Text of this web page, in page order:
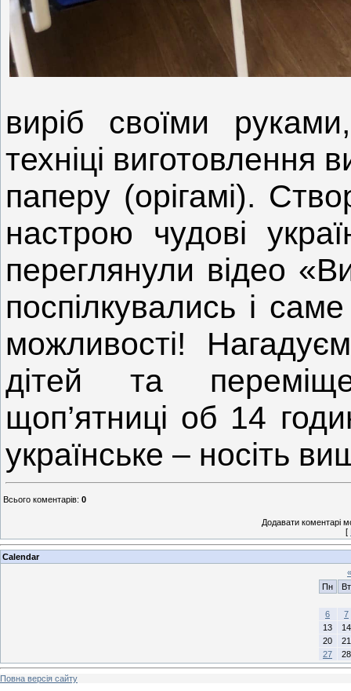
виріб своїми
техніці виготовлення
паперу (орігамі).
настрою чудові
переглянули відео
поспілкувались і
можливості!
дітей та
щоп’ятниці об 14
українське – носіть
Всього коментарів: 0
Додавати коментарі
[
Calendar
«
Пн
Вт
6
7
13
14
20
21
27
28
Повна версія сайту